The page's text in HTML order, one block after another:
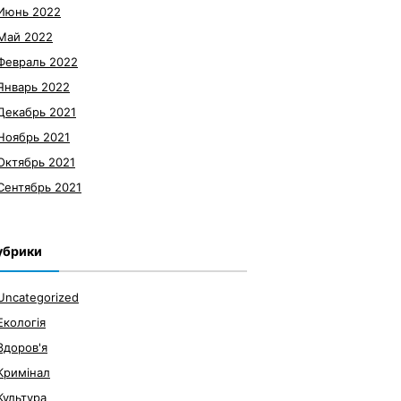
2022
2022
2022
2022
2021
2021
2021
2021